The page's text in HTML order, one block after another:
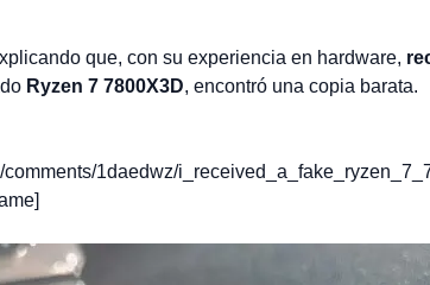
que, con su experiencia en hardware,
Ryzen 7 7800X3D, encontró una copia barata.
1daedwz/